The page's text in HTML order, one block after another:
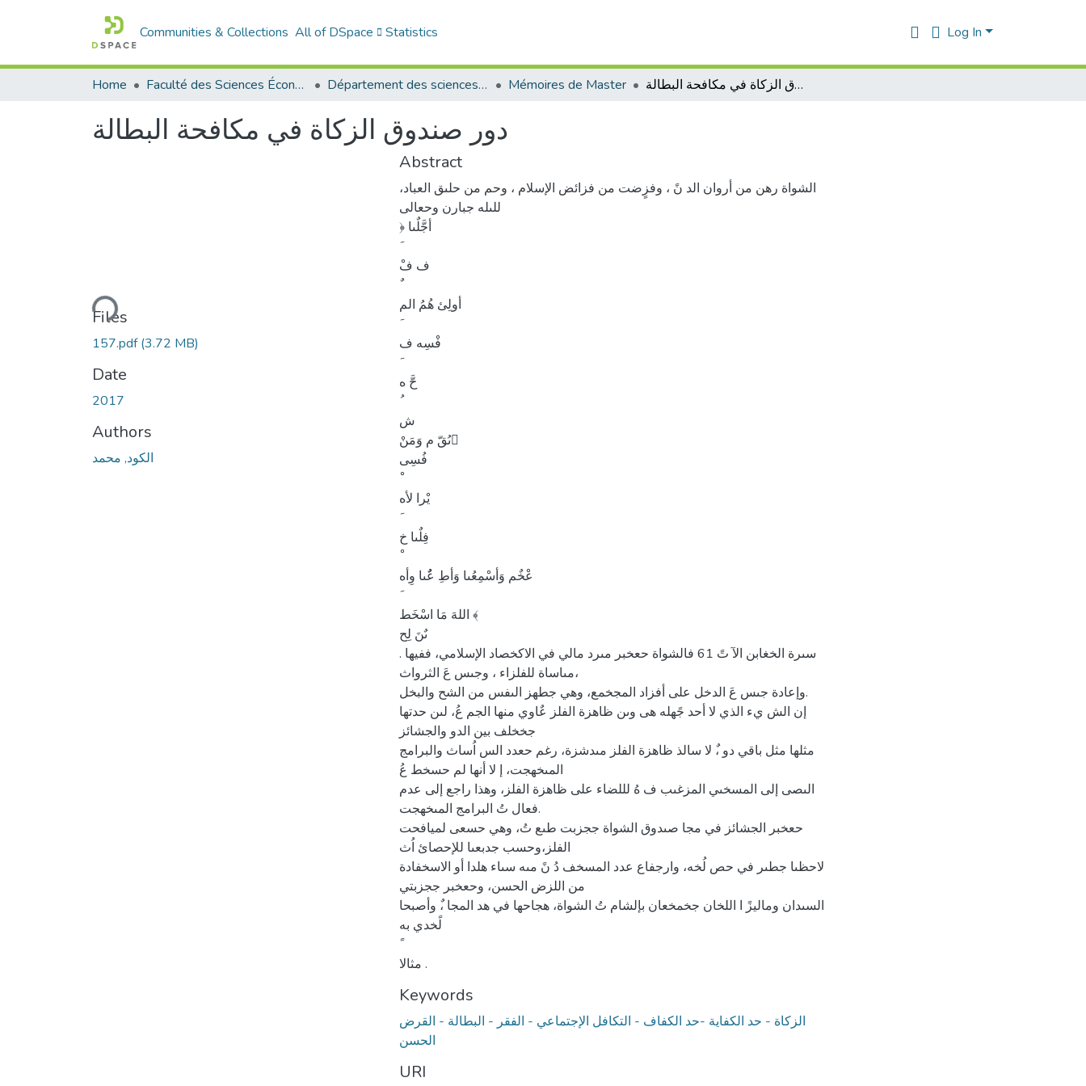
Communities & Collections All of DSpace Statistics Log In
Home Faculté des Sciences Économiques Commerciales et des Sciences de Gestion Département des sciences de gestion Mémoires de Master دور صندوق الزكاة في مكافحة البطالة
دور صندوق الزكاة في مكافحة البطالة
Loading...
Files
157.pdf(3.72 MB)
Date
2017
Authors
الكود, محمد
Abstract
الشواة رهن من أروان الد نً ، وفزٍضت من فزائض الإسلام ، وحم من حلىق العباد،
للىله جبارن وحعالى
﴿ أجَّلٌىا
ف فْ
أولِئ هُمُ الم
فْسِه ف
حَّ ه
ش
ىُقّ م وَمَنْ ٌ
فُسِى
يْرا لأه
فِلٌىا خ
عْخٌم وَأسْمِعُىا وَأطِ عٌُىا وِأه
اللهَ مَا اسْخَط ﴾
ىٌنَ لِح
. سىرة الخغابن الآ تً 61 فالشواة حعخبر مىرد مالي في الاكخصاد الإسلامي، ففيها
مىاساة للفلزاء ، وجىس عَ الثرواث،
وإعادة جىس عَ الدخل على أفزاد المجخمع، وهي جطهز الىفس من الشح والبخل.
إن الش يء الذي لا أحد جًهله هى وىن ظاهزة الفلز عٌاوي منها الجم عُ، لىن حدتها
جخخلف بين الدو والجشائز
مثلها مثل باقي دو ،ٌ لا سالذ ظاهزة الفلز مىدشزة، رغم حعدد الس اُساث والبرامج
المىخهجت، إ لا أنها لم حسخط عُ
الىصى إلى المسخىي المزغىب ف هُ لللضاء على ظاهزة الفلز، وهذا راجع إلى عدم
فعال تُ البرامج المىخهجت.
حعخبر الجشائز في مجا صىدوق الشواة ججزبت طىع تُ، وهي حسعى لميافحت
الفلز،وحسب جدبعىا للإحصائ اُث
لاحظىا جطىر في حص لُخه، وارجفاع عدد المسخف دُ نً مىه سىاء هلدا أو الاسخفادة
من اللزض الحسن، وحعخبر ججزبتي
السىدان وماليزً ا اللخان جخمخعان بإلشام تُ الشواة، هجاحها في هد المجا ،ٌ وأصبحا
لًخدي به
مثالا .
Keywords
الزكاة - حد الكفاية -حد الكفاف - التكافل الإجتماعي - الفقر - البطالة - القرض
الحسن
URI